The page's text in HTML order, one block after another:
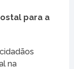
para a
na